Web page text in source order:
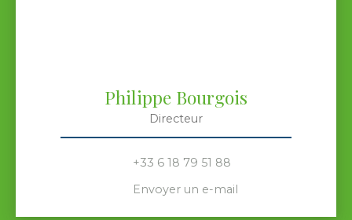
Philippe Bourgois
Directeur
+33 6 18 79 51 88
Envoyer un e-mail